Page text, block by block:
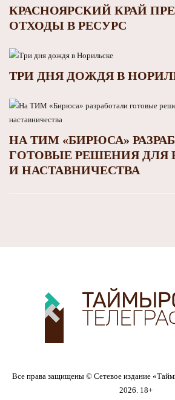
КРАСНОЯРСКИЙ КРАЙ
ОТХОДЫ В РЕСУРС
ТРИ ДНЯ ДОЖДЯ В
НА ТИМ «БИРЮСА»
ГОТОВЫЕ РЕШЕНИЯ ДЛЯ
И НАСТАВНИЧЕСТВА
Все права защищены © Сетевое издание
2026. 18+